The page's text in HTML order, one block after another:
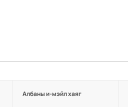
Албаны и-мэйл хаяг